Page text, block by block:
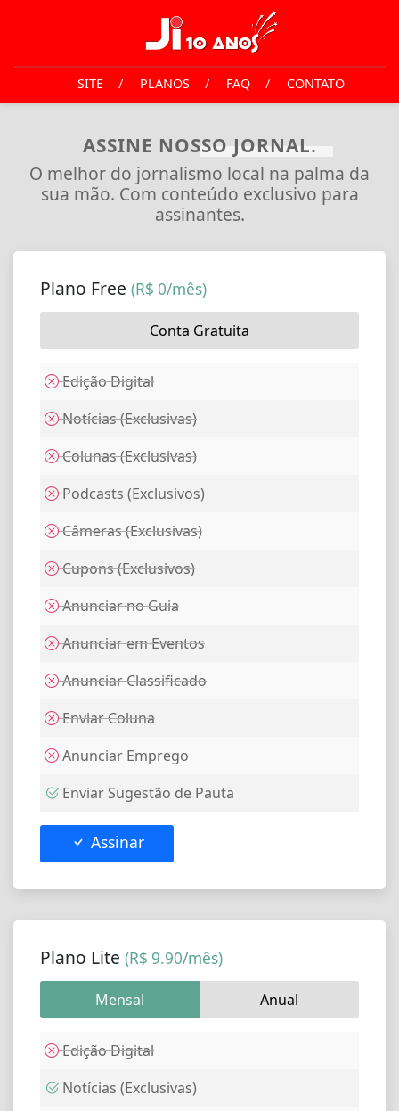
SITE / PLANOS / FAQ / CONTATO
ASSINE NOSSO JORNAL.
O melhor do jornalismo local na palma da
sua mão. Com conteúdo exclusivo para
assinantes.
Plano Free (R$ 0/mês)
Conta Gratuita
Edição Digital
Notícias (Exclusivas)
Colunas (Exclusivas)
Podcasts (Exclusivos)
Câmeras (Exclusivas)
Cupons (Exclusivos)
Anunciar no Guia
Anunciar em Eventos
Anunciar Classificado
Enviar Coluna
Anunciar Emprego
Enviar Sugestão de Pauta
Assinar
Plano Lite (R$ 9.90/mês)
Mensal Anual
Edição Digital
Notícias (Exclusivas)